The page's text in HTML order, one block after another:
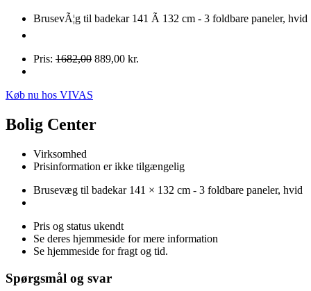
BrusevÃ¦g til badekar 141 Ã 132 cm - 3 foldbare paneler, hvid
Pris: 1682,00 889,00 kr.
Køb nu hos VIVAS
Bolig Center
Virksomhed
Prisinformation er ikke tilgængelig
Brusevæg til badekar 141 × 132 cm - 3 foldbare paneler, hvid
Pris og status ukendt
Se deres hjemmeside for mere information
Se hjemmeside for fragt og tid.
Spørgsmål og svar